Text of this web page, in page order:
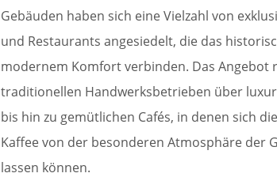
Gebäuden haben sich eine Vielzahl von
und Restaurants angesiedelt, die das
modernem Komfort verbinden. Das Angebot
traditionellen Handwerksbetrieben über
bis hin zu gemütlichen Cafés, in denen sich
Kaffee von der besonderen Atmosphäre der
lassen können.